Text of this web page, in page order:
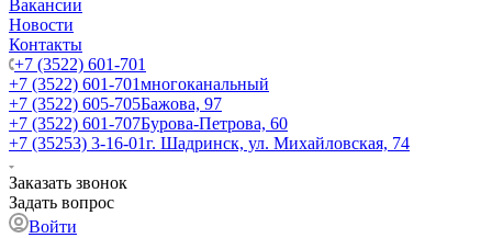
Вакансии
Новости
Контакты
+7 (3522) 601-701
+7 (3522) 601-701многоканальный
+7 (3522) 605-705Бажова, 97
+7 (3522) 601-707Бурова-Петрова, 60
+7 (35253) 3-16-01г. Шадринск, ул. Михайловская, 74
Заказать звонок
Задать вопрос
Войти